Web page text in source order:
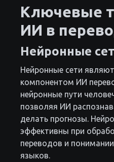
Ключевые
ИИ в
Нейронные
Нейронные сети
компонентом ИИ
нейронные пути
позволяя ИИ
делать прогнозы.
эффективны при
переводов и
языков.